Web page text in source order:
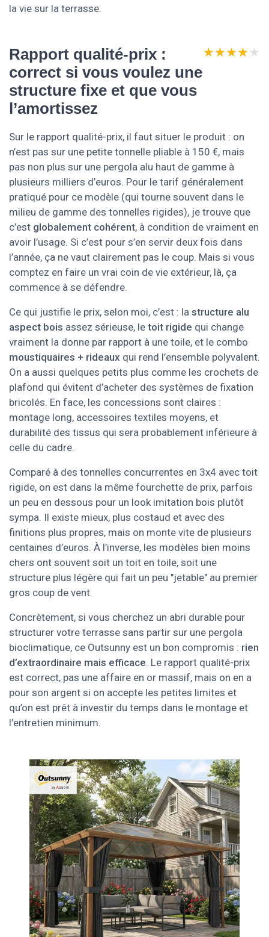
la vie sur la terrasse.
Rapport qualité-prix :
correct si vous voulez une
structure fixe et que vous
l’amortissez
★★★★★
★★★★★
Sur le rapport qualité-prix, il faut situer le produit : on
n’est pas sur une petite tonnelle pliable à 150 €, mais
pas non plus sur une pergola alu haut de gamme à
plusieurs milliers d’euros. Pour le tarif généralement
pratiqué pour ce modèle (qui tourne souvent dans le
milieu de gamme des tonnelles rigides), je trouve que
c’est globalement cohérent, à condition de vraiment en
avoir l’usage. Si c’est pour s’en servir deux fois dans
l’année, ça ne vaut clairement pas le coup. Mais si vous
comptez en faire un vrai coin de vie extérieur, là, ça
commence à se défendre.
Ce qui justifie le prix, selon moi, c’est : la structure alu
aspect bois assez sérieuse, le toit rigide qui change
vraiment la donne par rapport à une toile, et le combo
moustiquaires + rideaux qui rend l’ensemble polyvalent.
On a aussi quelques petits plus comme les crochets de
plafond qui évitent d’acheter des systèmes de fixation
bricolés. En face, les concessions sont claires :
montage long, accessoires textiles moyens, et
durabilité des tissus qui sera probablement inférieure à
celle du cadre.
Comparé à des tonnelles concurrentes en 3x4 avec toit
rigide, on est dans la même fourchette de prix, parfois
un peu en dessous pour un look imitation bois plutôt
sympa. Il existe mieux, plus costaud et avec des
finitions plus propres, mais on monte vite de plusieurs
centaines d’euros. À l’inverse, les modèles bien moins
chers ont souvent soit un toit en toile, soit une
structure plus légère qui fait un peu "jetable" au premier
gros coup de vent.
Concrètement, si vous cherchez un abri durable pour
structurer votre terrasse sans partir sur une pergola
bioclimatique, ce Outsunny est un bon compromis : rien
d’extraordinaire mais efficace. Le rapport qualité-prix
est correct, pas une affaire en or massif, mais on en a
pour son argent si on accepte les petites limites et
qu’on est prêt à investir du temps dans le montage et
l’entretien minimum.